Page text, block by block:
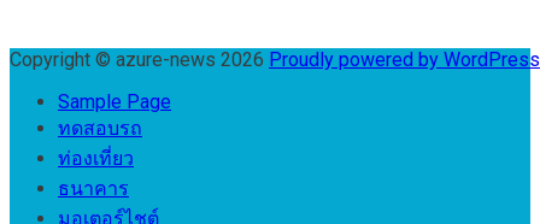
Copyright © azure-news 2026 Proudly powered by
Sample Page
ทดสอบรถ
ท่องเที่ยว
ธนาคาร
มอเตอร์ไชต์